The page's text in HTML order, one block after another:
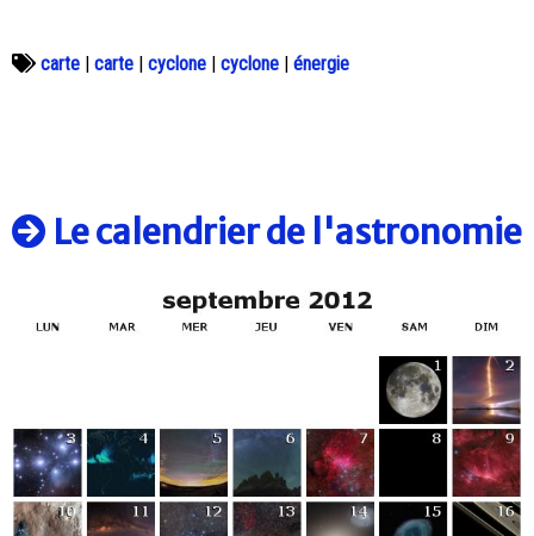
carte carte cyclone cyclone énergie
Le calendrier de l'astronomie